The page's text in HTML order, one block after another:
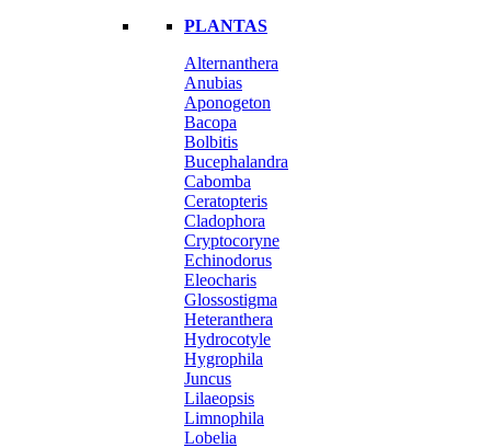
PLANTAS
Alternanthera
Anubias
Aponogeton
Bacopa
Bolbitis
Bucephalandra
Cabomba
Ceratopteris
Cladophora
Cryptocoryne
Echinodorus
Eleocharis
Glossostigma
Heteranthera
Hydrocotyle
Hygrophila
Juncus
Lilaeopsis
Limnophila
Lobelia